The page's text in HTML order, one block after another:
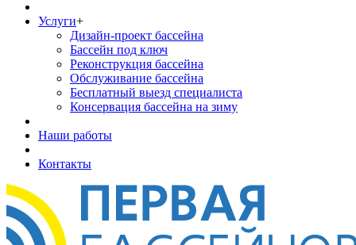
Услуги+
Дизайн-проект бассейна
Бассейн под ключ
Реконструкция бассейна
Обслуживание бассейна
Бесплатный выезд специалиста
Консервация бассейна на зиму
Наши работы
Контакты